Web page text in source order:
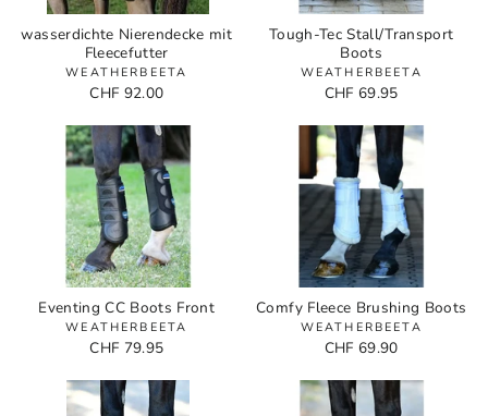
wasserdichte Nierendecke mit
Fleecefutter
WEATHERBEETA
CHF 92.00
Tough-Tec Stall/Transport
Boots
WEATHERBEETA
CHF 69.95
Eventing CC Boots Front
WEATHERBEETA
CHF 79.95
Comfy Fleece Brushing Boots
WEATHERBEETA
CHF 69.90